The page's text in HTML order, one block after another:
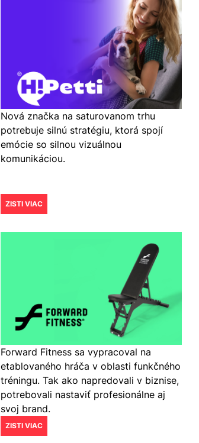
Nová značka na saturovanom trhu
potrebuje silnú stratégiu, ktorá spojí
emócie so silnou vizuálnou
komunikáciou.
ZISTI VIAC
Forward Fitness sa vypracoval na
etablovaného hráča v oblasti funkčného
tréningu. Tak ako napredovali v biznise,
potrebovali nastaviť profesionálne aj
svoj brand.
ZISTI VIAC